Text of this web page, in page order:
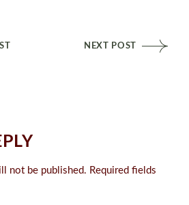
NEXT POST
not be published. Required fields